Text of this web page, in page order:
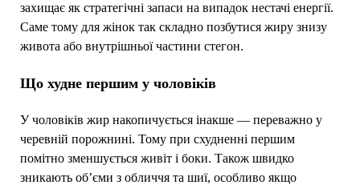
захищає як стратегічні запаси на випадок нестачі енергії.
Саме тому для жінок так складно позбутися жиру знизу
живота або внутрішньої частини стегон.
Що худне першим у чоловіків
У чоловіків жир накопичується інакше — переважно у
черевній порожнині. Тому при схудненні першим
помітно зменшується живіт і боки. Також швидко
зникають об’єми з обличчя та шиї, особливо якщо